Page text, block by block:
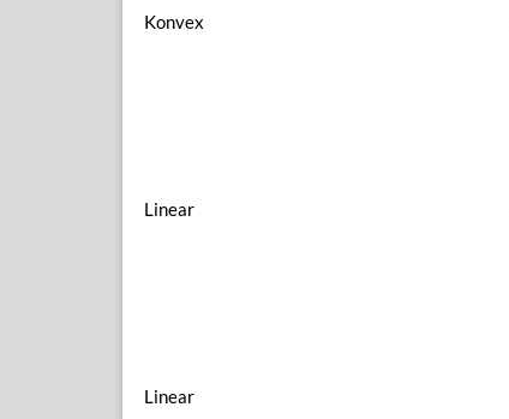
Konvex
Linear
Linear